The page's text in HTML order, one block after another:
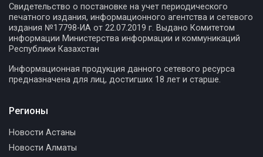
Свидетельство о постановке на учет периодического
печатного издания, информационного агентства и сетевого
издания №17798-ИА от 22.07.2019 г. Выдано Комитетом
информации Министерства информации и коммуникаций
Республики Казахстан
Информационная продукция данного сетевого ресурса
предназначена для лиц, достигших 18 лет и старше.
Регионы
Новости Астаны
Новости Алматы